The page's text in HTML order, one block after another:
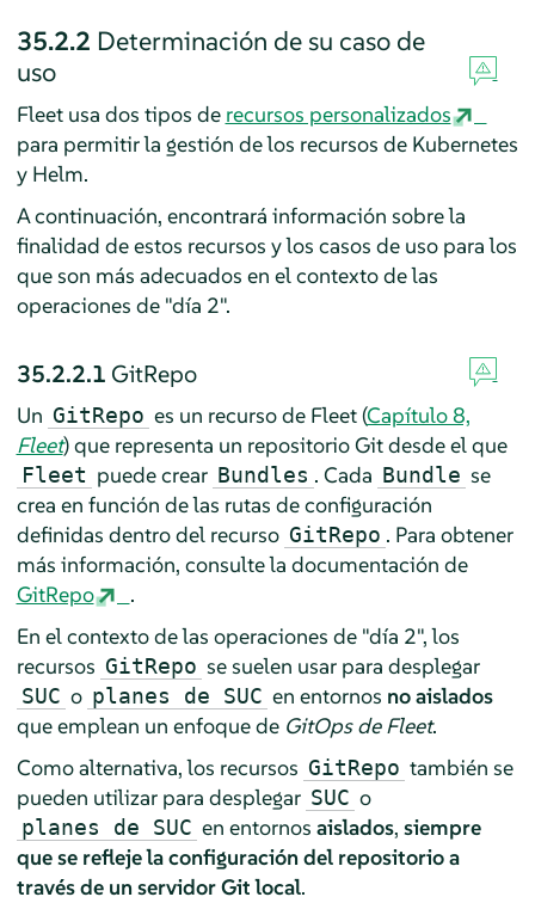
35.2.2 Determinación de su caso de
uso
Fleet usa dos tipos de recursos personalizados
para permitir la gestión de los recursos de Kubernetes
y Helm.
A continuación, encontrará información sobre la
finalidad de estos recursos y los casos de uso para los
que son más adecuados en el contexto de las
operaciones de "día 2".
35.2.2.1 GitRepo
Un GitRepo es un recurso de Fleet (Capítulo 8,
Fleet) que representa un repositorio Git desde el que
Fleet puede crear Bundles . Cada Bundle se
crea en función de las rutas de configuración
definidas dentro del recurso GitRepo . Para obtener
más información, consulte la documentación de
GitRepo
.
En el contexto de las operaciones de "día 2", los
recursos GitRepo se suelen usar para desplegar
SUC o planes de SUC en entornos no aislados
que emplean un enfoque de GitOps de Fleet.
Como alternativa, los recursos GitRepo también se
pueden utilizar para desplegar SUC o
planes de SUC en entornos aislados, siempre
que se refleje la configuración del repositorio a
través de un servidor Git local.